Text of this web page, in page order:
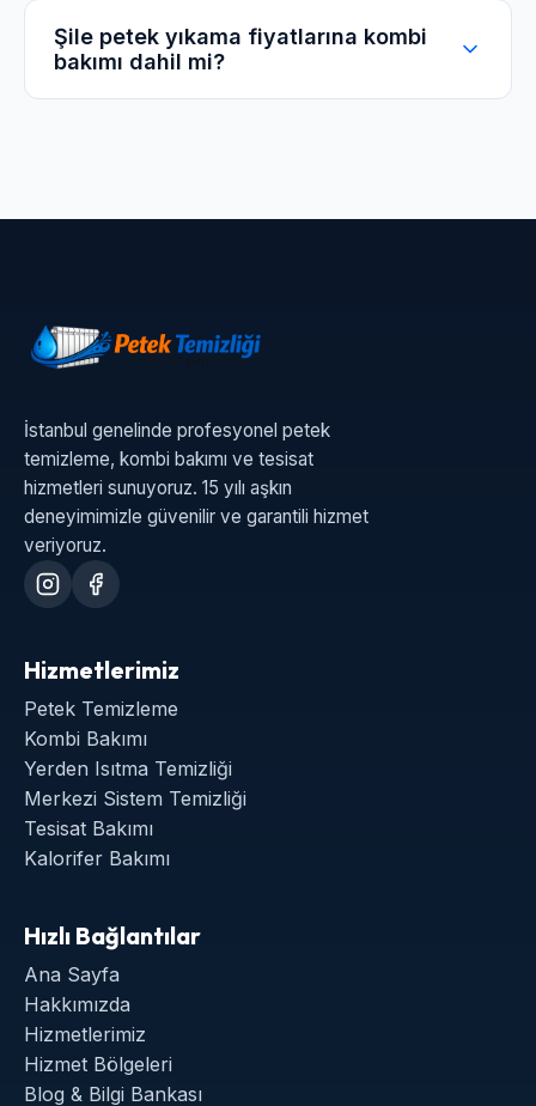
Evet, yerden ısıtma sistemleri için mobil
makinemizle kolektör üzerinden tek tek hatları
Şile petek yıkama fiyatlarına kombi
bakımı dahil mi?
kampanyalarımızla genel kombi bakımını çok
İstanbul genelinde profesyonel petek
temizleme, kombi bakımı ve tesisat
hizmetleri sunuyoruz. 15 yılı aşkın
deneyimimizle güvenilir ve garantili hizmet
veriyoruz.
Hizmetlerimiz
Petek Temizleme
Kombi Bakımı
Yerden Isıtma Temizliği
Merkezi Sistem Temizliği
Tesisat Bakımı
Kalorifer Bakımı
Hızlı Bağlantılar
Ana Sayfa
Hakkımızda
Hizmetlerimiz
Hizmet Bölgeleri
Blog & Bilgi Bankası